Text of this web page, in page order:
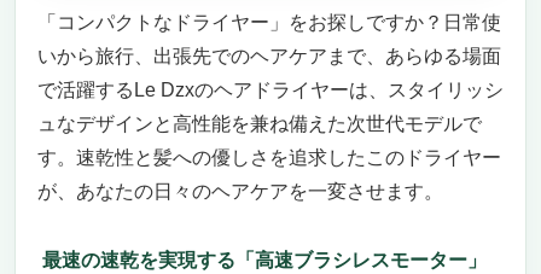
「コンパクトなドライヤー」をお探しですか？日常使
いから旅行、出張先でのヘアケアまで、あらゆる場面
で活躍するLe Dzxのヘアドライヤーは、スタイリッシ
ュなデザインと高性能を兼ね備えた次世代モデルで
す。速乾性と髪への優しさを追求したこのドライヤー
が、あなたの日々のヘアケアを一変させます。
最速の速乾を実現する「高速ブラシレスモーター」